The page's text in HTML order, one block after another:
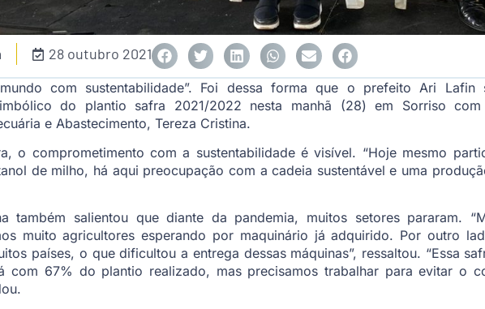
28 outubro 2021
com sustentabilidade”. Foi dessa forma que o prefeito Ari
do plantio safra 2021/2022 nesta manhã (28) em Sorriso
e Abastecimento, Tereza Cristina.
o comprometimento com a sustentabilidade é visível. “Hoje mesmo
de milho, há aqui preocupação com a cadeia sustentável e uma
também salientou que diante da pandemia, muitos setores pararam.
muito agricultores esperando por maquinário já adquirido. Por outro
países, o que dificultou a entrega dessas máquinas”, ressaltou. “Essa
com 67% do plantio realizado, mas precisamos trabalhar para evitar o